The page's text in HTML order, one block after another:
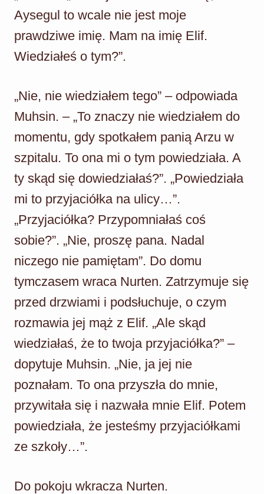
Aysegul to wcale nie jest moje
prawdziwe imię. Mam na imię Elif.
Wiedziałeś o tym?”.
„Nie, nie wiedziałem tego” – odpowiada
Muhsin. – „To znaczy nie wiedziałem do
momentu, gdy spotkałem panią Arzu w
szpitalu. To ona mi o tym powiedziała. A
ty skąd się dowiedziałaś?”. „Powiedziała
mi to przyjaciółka na ulicy…”.
„Przyjaciółka? Przypomniałaś coś
sobie?”. „Nie, proszę pana. Nadal
niczego nie pamiętam”. Do domu
tymczasem wraca Nurten. Zatrzymuje się
przed drzwiami i podsłuchuje, o czym
rozmawia jej mąż z Elif. „Ale skąd
wiedziałaś, że to twoja przyjaciółka?” –
dopytuje Muhsin. „Nie, ja jej nie
poznałam. To ona przyszła do mnie,
przywitała się i nazwała mnie Elif. Potem
powiedziała, że jesteśmy przyjaciółkami
ze szkoły…”.
Do pokoju wkracza Nurten.